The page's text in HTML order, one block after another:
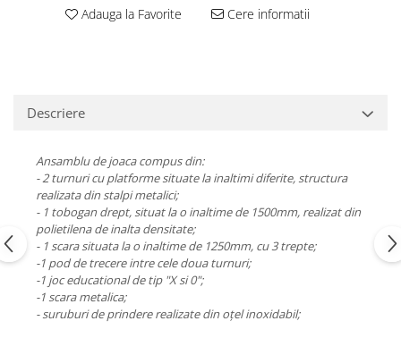
Tenis si Volei
Echipamente fitness
MOBILIER URBAN
Garduri/Imprejmuiri
Cosuri de gunoi
Panouri pentru informare/Marcaje
Foisoare si pergole
Rastel Biciclete
Banci
Adauga la Favorite Cere informatii
Descriere
Ansamblu de joaca compus din:
- 2 turnuri cu platforme situate la inaltimi diferite, structura
realizata din stalpi metalici;
- 1 tobogan drept, situat la o inaltime de 1500mm, realizat din
polietilena de inalta densitate;
- 1 scara situata la o inaltime de 1250mm, cu 3 trepte;
-1 pod de trecere intre cele doua turnuri;
-1 joc educational de tip "X si 0";
-1 scara metalica;
- suruburi de prindere realizate din oțel inoxidabil;